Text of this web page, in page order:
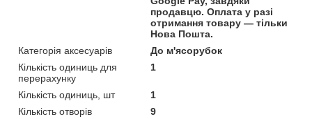
продавцю. Оплата у разі
отримання товару — тільки
Нова Пошта.
Категорія аксесуарів
До м'ясорубок
Кількість одиниць для
перерахунку
1
Кількість одиниць, шт
1
Кількість отворів
9